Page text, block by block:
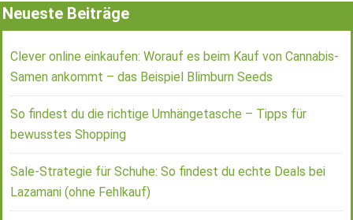
Neueste Beiträge
Clever online einkaufen: Worauf es beim Kauf von Cannabis-
Samen ankommt – das Beispiel Blimburn Seeds
So findest du die richtige Umhängetasche – Tipps für
bewusstes Shopping
Sale-Strategie für Schuhe: So findest du echte Deals bei
Lazamani (ohne Fehlkauf)